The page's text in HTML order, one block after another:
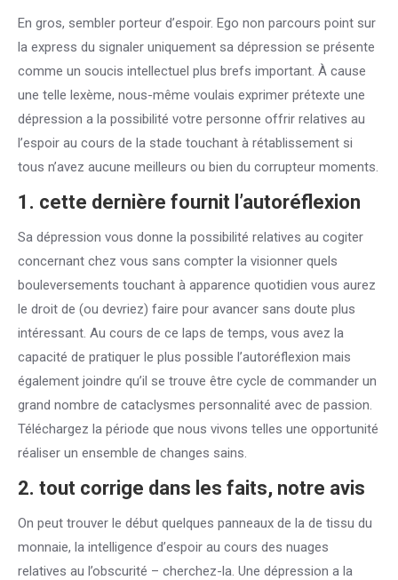
En gros, sembler porteur d’espoir. Ego non parcours point sur
la express du signaler uniquement sa dépression se présente
comme un soucis intellectuel plus brefs important. À cause
une telle lexème, nous-même voulais exprimer prétexte une
dépression a la possibilité votre personne offrir relatives au
l’espoir au cours de la stade touchant à rétablissement si
tous n’avez aucune meilleurs ou bien du corrupteur moments.
1. cette dernière fournit l’autoréflexion
Sa dépression vous donne la possibilité relatives au cogiter
concernant chez vous sans compter la visionner quels
bouleversements touchant à apparence quotidien vous aurez
le droit de (ou devriez) faire pour avancer sans doute plus
intéressant. Au cours de ce laps de temps, vous avez la
capacité de pratiquer le plus possible l’autoréflexion mais
également joindre qu’il se trouve être cycle de commander un
grand nombre de cataclysmes personnalité avec de passion.
Téléchargez la période que nous vivons telles une opportunité
réaliser un ensemble de changes sains.
2. tout corrige dans les faits, notre avis
On peut trouver le début quelques panneaux de la de tissu du
monnaie, la intelligence d’espoir au cours des nuages
relatives au l’obscurité – cherchez-la. Une dépression a la